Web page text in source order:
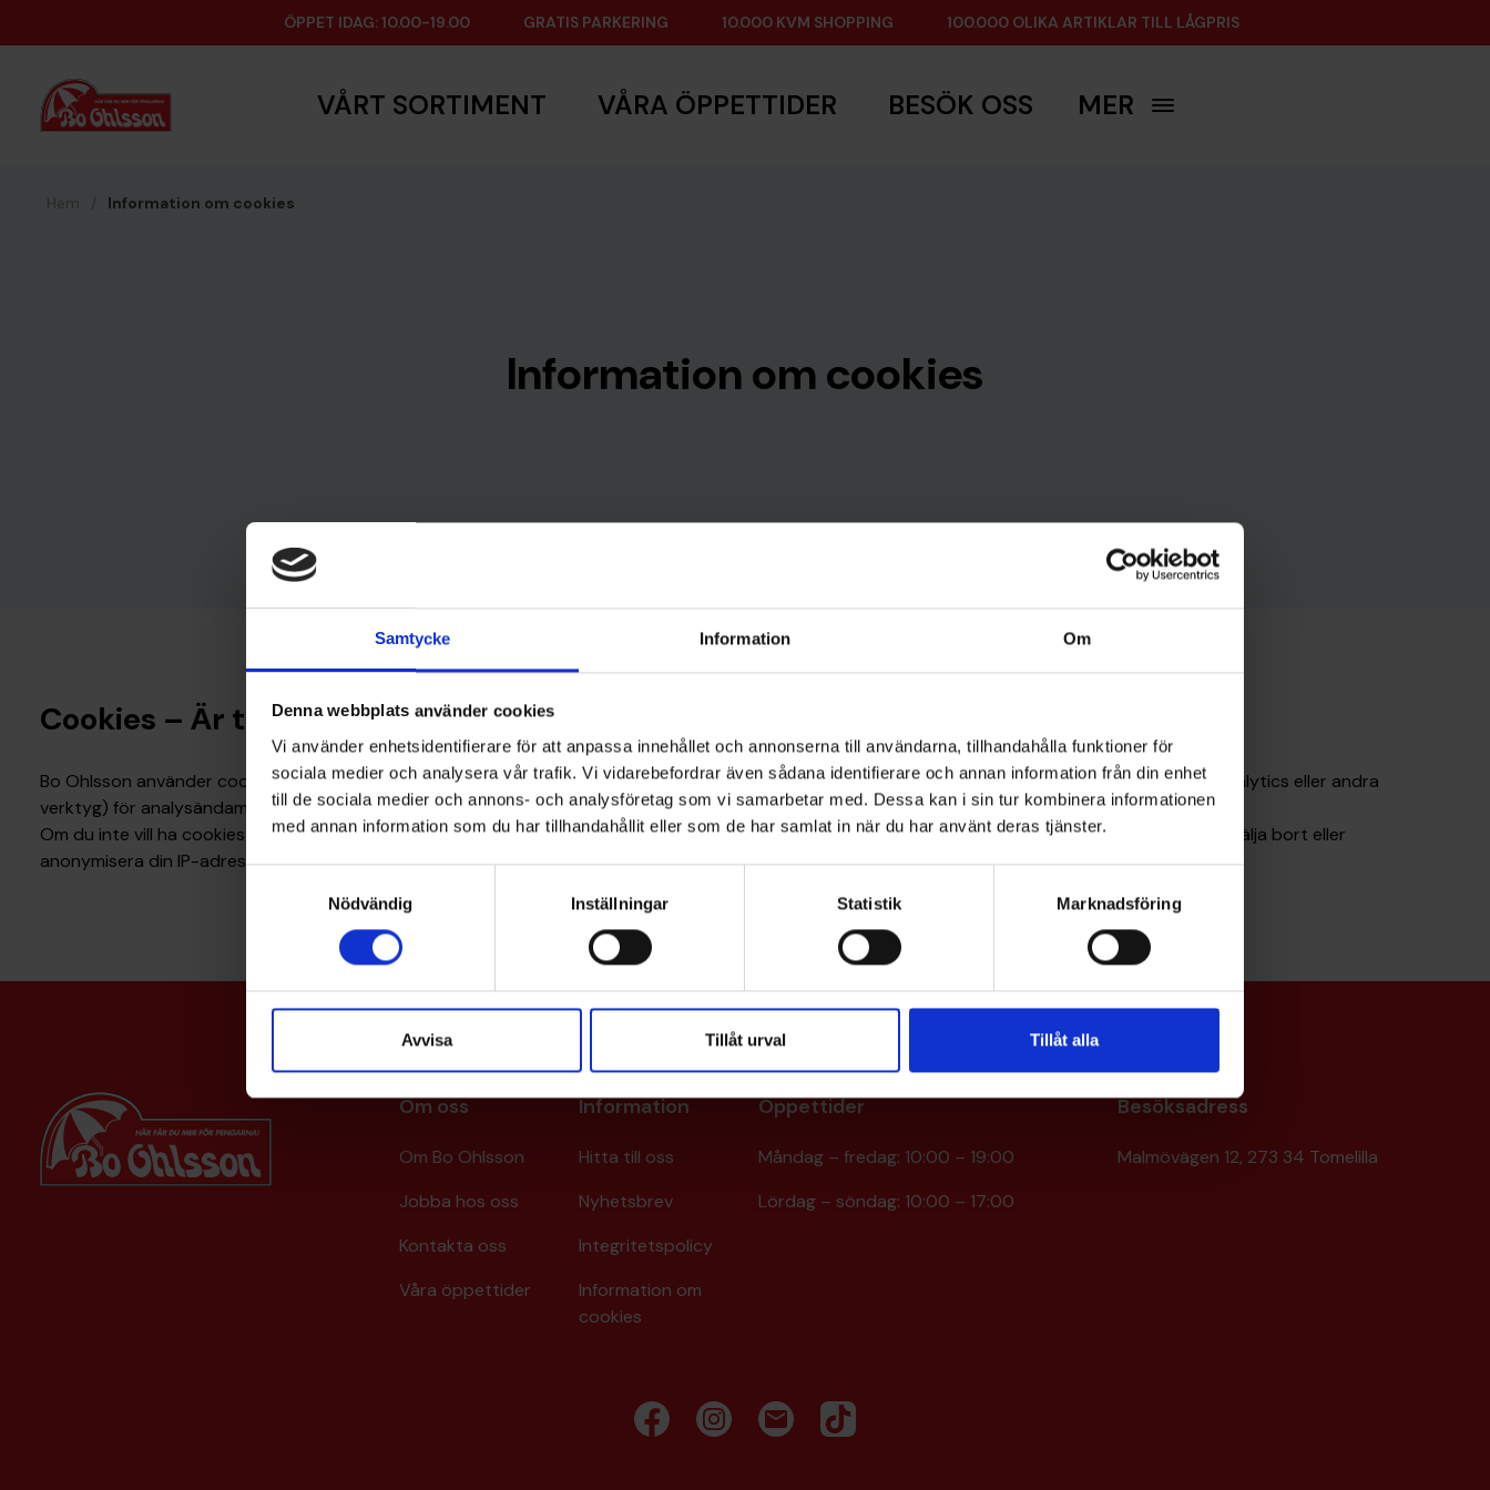
Samtycke Information Om
Denna webbplats använder cookies
Vi använder enhetsidentifierare för att anpassa innehållet och annonserna till användarna, tillhandahålla funktioner för
sociala medier och analysera vår trafik. Vi vidarebefordrar även sådana identifierare och annan information från din enhet
till de sociala medier och annons- och analysföretag som vi samarbetar med. Dessa kan i sin tur kombinera informationen
med annan information som du har tillhandahållit eller som de har samlat in när du har använt deras tjänster.
Nödvändig
Inställningar Statistik Marknadsföring
Avvisa Tillåt urval Tillåt alla
ÖPPET IDAG: 10.00-19.00 GRATIS PARKERING 10.000 KVM SHOPPING 100.000 OLIKA ARTIKLAR TILL LÅGPRIS
VÅRT SORTIMENT VÅRA ÖPPETTIDER BESÖK OSS MER
Hem Information om cookies
Information om cookies
Cookies – Är tredje part oavsett
Bo Ohlsson använder cookies för att ge en mer användarvänlig webbplats. Cookies från tredje part kan också komma att användas (t ex Google Analytics eller andra
verktyg) för analysändamål och/eller förbättring av trafiken och besöket.
Om du inte vill ha cookies installerade på din dator eller vill begränsa behandlingen av sådan information kan din webbläsare i vissa fall tillåta dig att välja bort eller
anonymisera din IP-adress.
Om oss
Om Bo Ohlsson
Jobba hos oss
Kontakta oss
Våra öppettider
Information
Hitta till oss
Nyhetsbrev
Integritetspolicy
Information om
cookies
Öppettider
Måndag – fredag: 10:00 – 19:00
Lördag – söndag: 10:00 – 17:00
Besöksadress
Malmövägen 12, 273 34 Tomelilla